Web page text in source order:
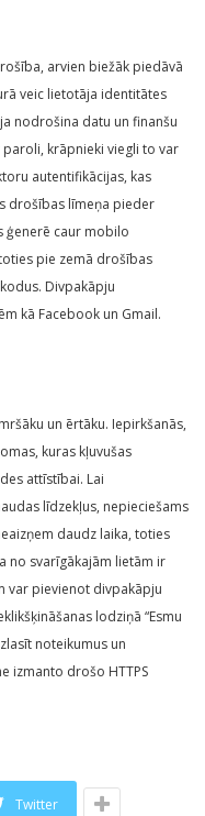
arvien biežāk piedāvā
veic lietotāja identitātes
nodrošina datu un finanšu
krāpnieki viegli to var
autentifikācijas, kas
drošības līmeņa pieder
ģenerē caur mobilo
pie zemā drošības
Divpakāpju
kā Facebook un Gmail.
un ērtāku. Iepirkšanās,
kuras kļuvušas
attīstībai. Lai
līdzekļus, nepieciešams
daudz laika, toties
no svarīgākajām lietām ir
var pievienot divpakāpju
lodziņā “Esmu
noteikumus un
izmanto drošo HTTPS
Twitter